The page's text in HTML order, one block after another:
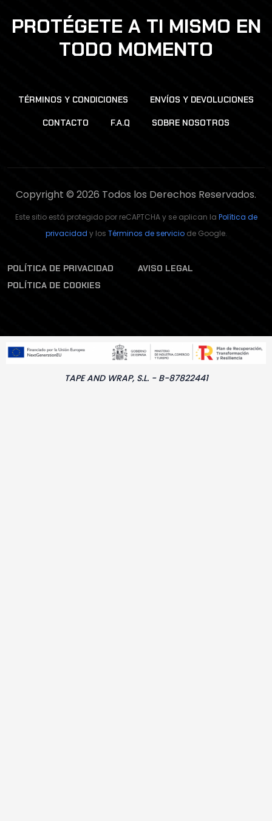
PROTÉGETE A TI MISMO EN
TODO MOMENTO
TÉRMINOS Y CONDICIONES ENVÍOS Y DEVOLUCIONES
CONTACTO F.A.Q SOBRE NOSOTROS
Copyright © 2026 Todos los Derechos Reservados.
Este sitio está protegido por reCAPTCHA y se aplican la Política de
privacidad y los Términos de serviciode Google.
POLÍTICA DE PRIVACIDAD
AVISO LEGAL
POLÍTICA DE COOKIES
TAPE AND WRAP, S.L. - B-87822441